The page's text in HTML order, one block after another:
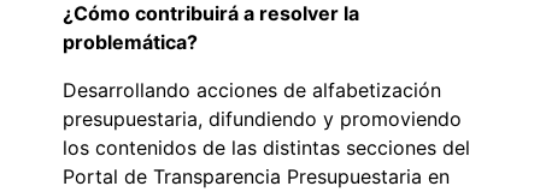
¿Cómo contribuirá a resolver la
problemática?
Desarrollando acciones de alfabetización
presupuestaria, difundiendo y promoviendo
los contenidos de las distintas secciones del
Portal de Transparencia Presupuestaria en